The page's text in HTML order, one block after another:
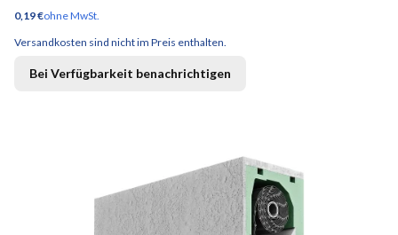
Preis
0,19 €ohne MwSt.
Versandkosten sind nicht im Preis enthalten.
Bei Verfügbarkeit benachrichtigen